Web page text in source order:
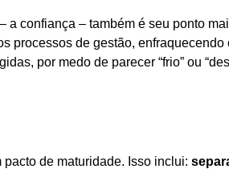
a confiança – também é seu ponto
processos de gestão,
por medo de parecer “frio” ou
de maturidade. Isso inclui: